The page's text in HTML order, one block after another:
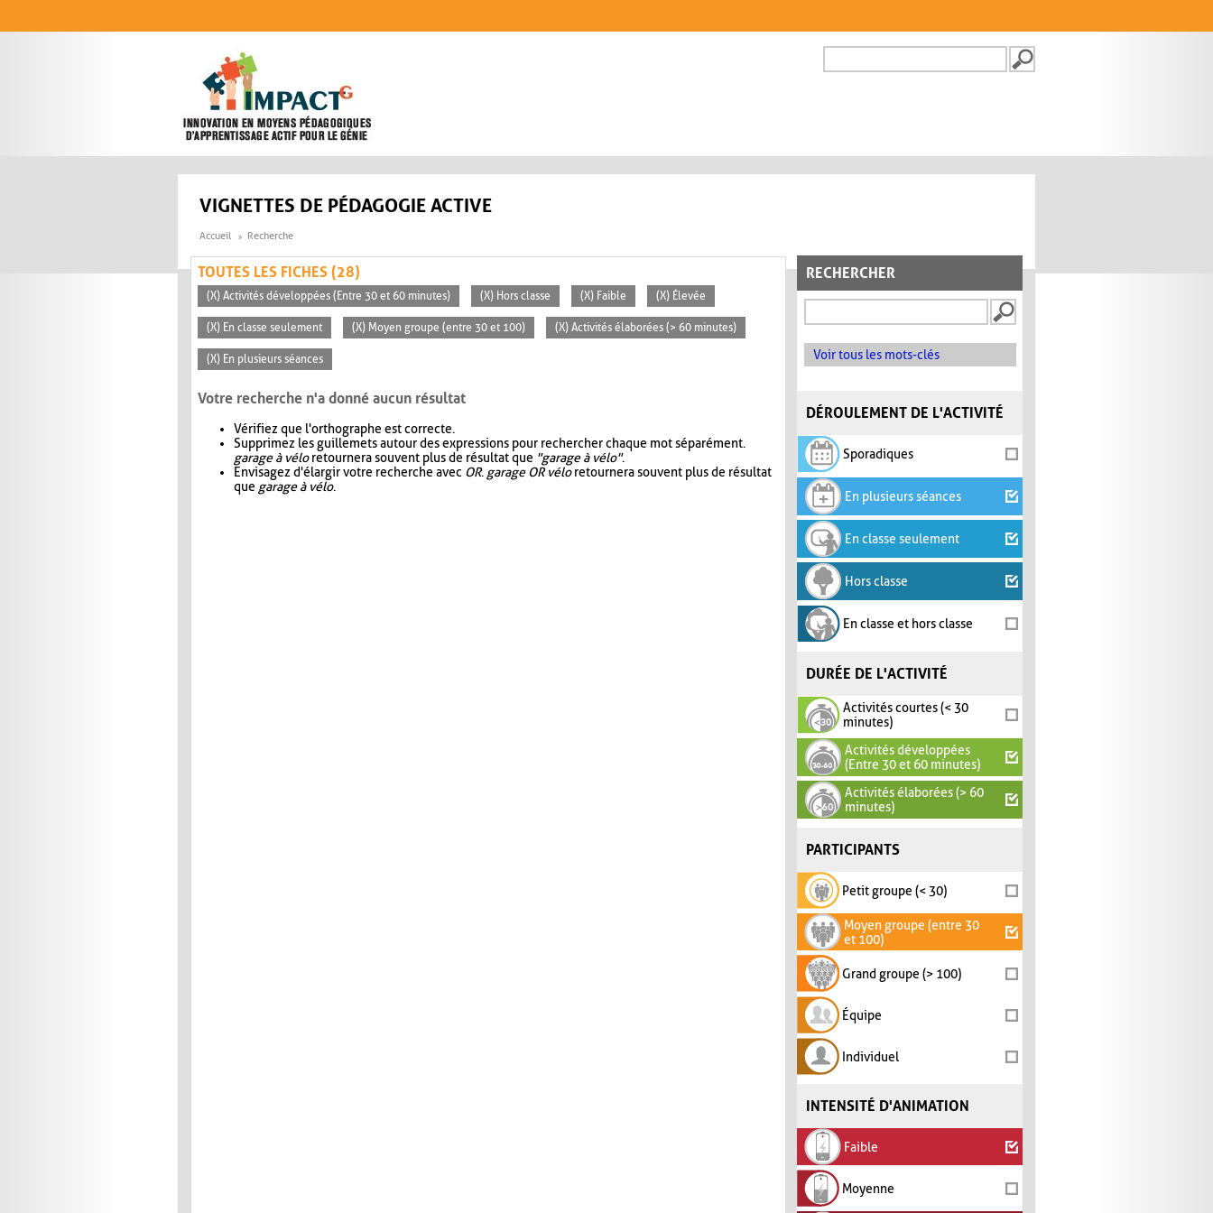
FORMULAIRE DE
VIGNETTES DE PÉDAGOGIE ACTIVE
Accueil Recherche
RECHERCHER
Voir tous les mots-clés
DÉROULEMENT DE L'ACTIVITÉ
Sporadiques
En plusieurs séances
En classe seulement
Hors classe
En classe et hors classe
DURÉE DE L'ACTIVITÉ
Activités courtes (< 30
minutes)
Activités développées
(Entre 30 et 60 minutes)
Activités élaborées (> 60
minutes)
PARTICIPANTS
Petit groupe (< 30)
Moyen groupe (entre 30
et 100)
Grand groupe (> 100)
Équipe
Individuel
INTENSITÉ D'ANIMATION
Faible
Moyenne
TOUTES LES FICHES (28)
(X) Activités développées (Entre 30 et 60 minutes) (X) Hors classe (X) Faible (X) Élevée
(X) En classe seulement (X) Moyen groupe (entre 30 et 100) (X) Activités élaborées (> 60 minutes)
(X) En plusieurs séances
Votre recherche n'a donné aucun résultat
Vérifiez que l'orthographe est correcte.
Supprimez les guillemets autour des expressions pour rechercher chaque mot séparément.
garage à véloretournera souvent plus de résultat que "garage à vélo".
Envisagez d'élargir votre recherche avec OR. garage OR véloretournera souvent plus de résultat
que garage à vélo.